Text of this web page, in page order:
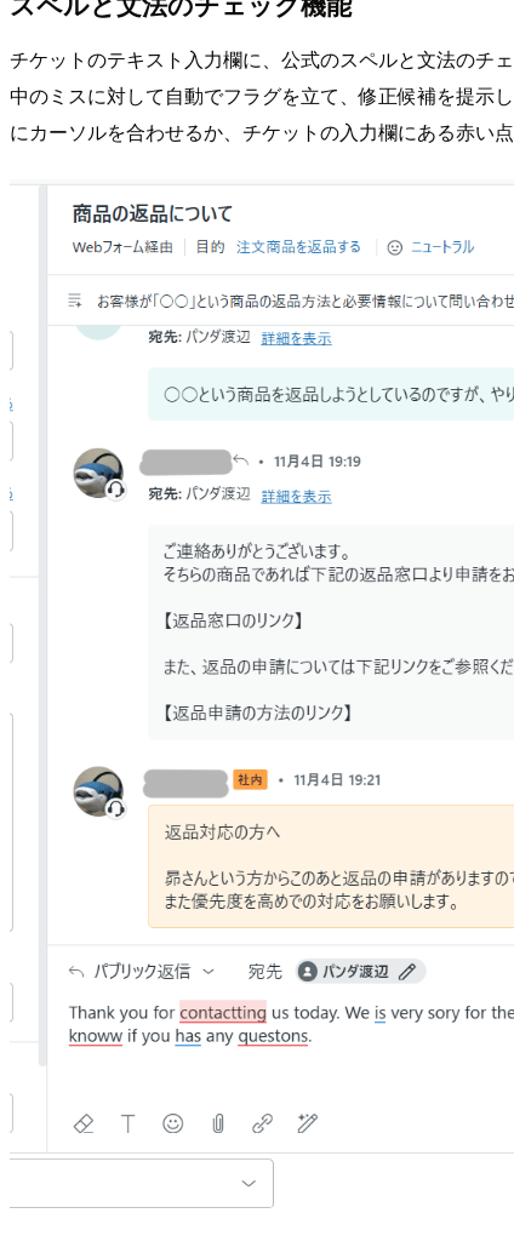
チケットのテキスト入力欄に、公式のスペルと文法のチ
中のミスに対して自動でフラグを立て、修正候補を提示
にカーソルを合わせるか、チケットの入力欄にある赤い